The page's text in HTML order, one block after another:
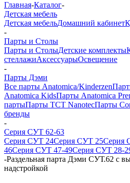
Главная-Каталог-
Детская мебель
Детская мебельДомашний кабинет
-
Парты и Столы
Парты и СтолыДетские комплекты
стеллажиАксессуарыОсвещение
-
Парты Дэми
Все парты Anatomica/Kinderzen
Anatomica KidsПарты Anatomica
партыПарты TCT NanotecПарты
бренды
-
Серия СУТ 62-63
Серия СУТ 24Серия СУТ 25Серия
46Серия СУТ 47-49Серия СУТ 28-
-Раздельная парта Дэми СУТ.62 с
надстройкой